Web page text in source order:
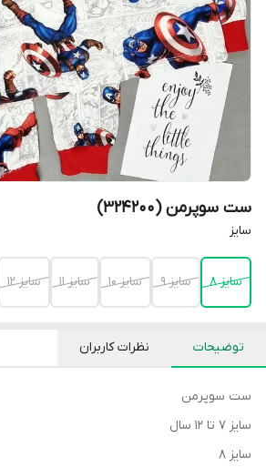
ست سوپرمن (324200)
سایز
سایز 8 سایز 9 سایز 10 سایز 11 سایز 12
توضیحات نظرات کاربران
ست سوپرمن
سایز ۷ تا ۱۲ سال
سایز ۸